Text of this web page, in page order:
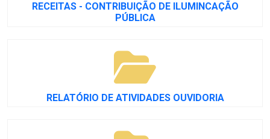
RECEITAS - CONTRIBUIÇÃO DE ILUMINCAÇÃO
PÚBLICA
RELATÓRIO DE ATIVIDADES OUVIDORIA